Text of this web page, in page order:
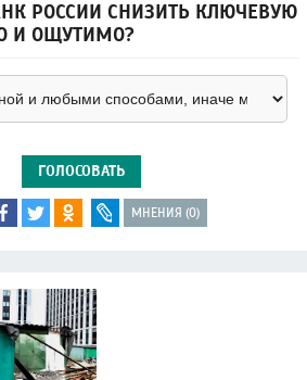
РОССИИ СНИЗИТЬ КЛЮЧЕВУЮ
И ОЩУТИМО?
ГОЛОСОВАТЬ
МНЕНИЯ (0)